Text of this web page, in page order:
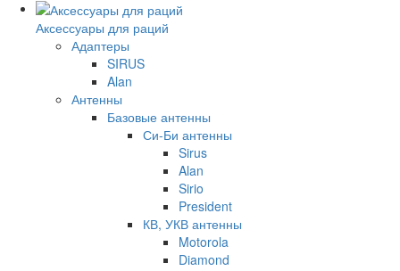
Аксессуары для раций
Адаптеры
SIRUS
Alan
Антенны
Базовые антенны
Си-Би антенны
Sirus
Alan
Sirio
President
КВ, УКВ антенны
Motorola
Diamond